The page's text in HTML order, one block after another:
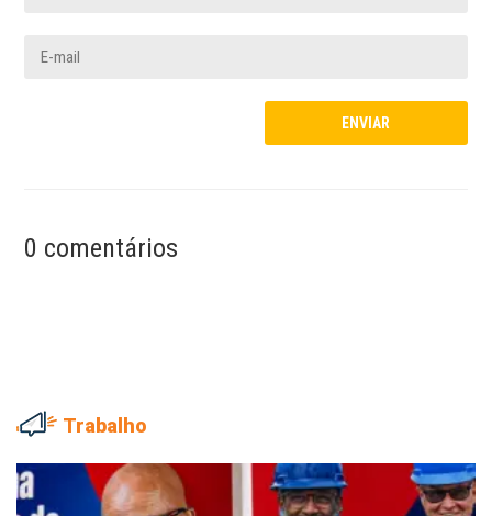
0 comentários
Trabalho